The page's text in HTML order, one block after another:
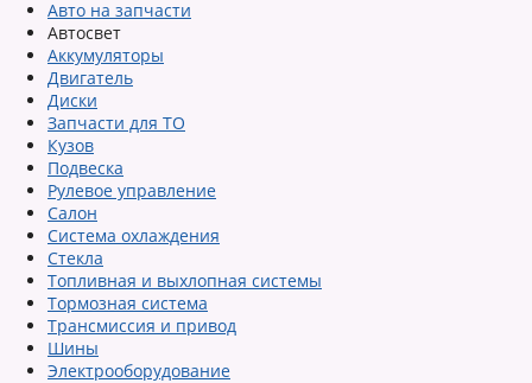
Авто на запчасти
Автосвет
Аккумуляторы
Двигатель
Диски
Запчасти для ТО
Кузов
Подвеска
Рулевое управление
Салон
Система охлаждения
Стекла
Топливная и выхлопная системы
Тормозная система
Трансмиссия и привод
Шины
Электрооборудование